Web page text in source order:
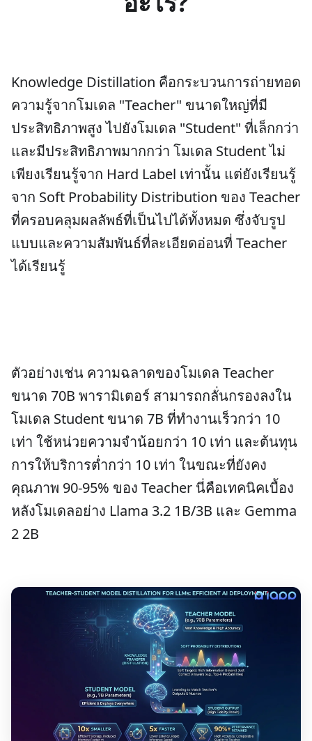
Knowledge Distillation คือกระบวนการถ่ายทอด
ความรู้จากโมเดล "Teacher" ขนาดใหญ่ที่มี
ประสิทธิภาพสูง ไปยังโมเดล "Student" ที่เล็กกว่า
และมีประสิทธิภาพมากกว่า โมเดล Student ไม่
เพียงเรียนรู้จาก Hard Label เท่านั้น แต่ยังเรียนรู้
จาก Soft Probability Distribution ของ Teacher
ที่ครอบคลุมผลลัพธ์ที่เป็นไปได้ทั้งหมด ซึ่งจับรูป
แบบและความสัมพันธ์ที่ละเอียดอ่อนที่ Teacher
ได้เรียนรู้
ตัวอย่างเช่น ความฉลาดของโมเดล Teacher
ขนาด 70B พารามิเตอร์ สามารถกลั่นกรองลงใน
โมเดล Student ขนาด 7B ที่ทำงานเร็วกว่า 10
เท่า ใช้หน่วยความจำน้อยกว่า 10 เท่า และต้นทุน
การให้บริการต่ำกว่า 10 เท่า ในขณะที่ยังคง
คุณภาพ 90-95% ของ Teacher นี่คือเทคนิคเบื้อง
หลังโมเดลอย่าง Llama 3.2 1B/3B และ Gemma
2 2B